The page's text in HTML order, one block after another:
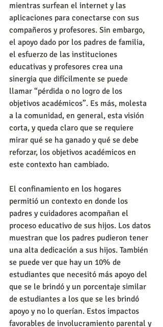
mientras surfean el internet y las
aplicaciones para conectarse con sus
compañeros y profesores. Sin embargo,
el apoyo dado por los padres de familia,
el esfuerzo de las instituciones
educativas y profesores crea una
sinergia que difícilmente se puede
llamar “pérdida o no logro de los
objetivos académicos”. Es más, molesta
a la comunidad, en general, esta visión
corta, y queda claro que se requiere
mirar qué se ha ganado y qué se debe
reforzar, los objetivos académicos en
este contexto han cambiado.
El confinamiento en los hogares
permitió un contexto en donde los
padres y cuidadores acompañan el
proceso educativo de sus hijos. Los datos
muestran que los padres pudieron tener
una alta dedicación a sus hijos. También
se puede ver que hay un 10% de
estudiantes que necesitó más apoyo del
que se le brindó y un porcentaje similar
de estudiantes a los que se les brindó
apoyo y no lo querían. Estos impactos
favorables de involucramiento parental y